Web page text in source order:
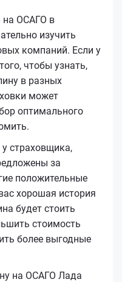
на ОСАГО в
изучить
компаний. Если у
чтобы узнать,
в разных
может
оптимального
у страховщика,
за
положительные
хорошая история
будет стоить
стоимость
более выгодные
на ОСАГО Лада